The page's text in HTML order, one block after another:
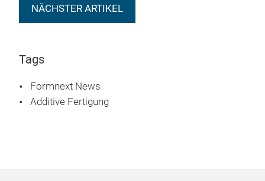
NÄCHSTER ARTIKEL
Tags
Formnext News
Additive Fertigung